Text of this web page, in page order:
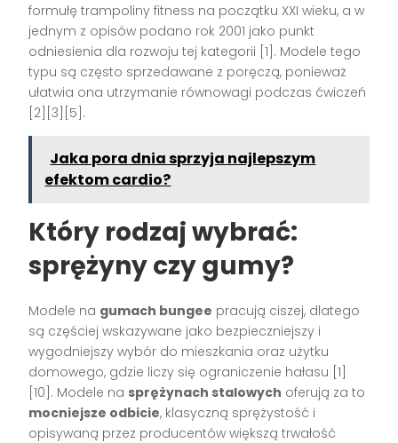
formułę trampoliny fitness na początku XXI wieku, a w
jednym z opisów podano rok 2001 jako punkt
odniesienia dla rozwoju tej kategorii [1]. Modele tego
typu są często sprzedawane z poręczą, ponieważ
ułatwia ona utrzymanie równowagi podczas ćwiczeń
[2][3][5].
Jaka pora dnia sprzyja najlepszym
efektom cardio?
Który rodzaj wybrać:
sprężyny czy gumy?
Modele na gumach bungee pracują ciszej, dlatego
są częściej wskazywane jako bezpieczniejszy i
wygodniejszy wybór do mieszkania oraz użytku
domowego, gdzie liczy się ograniczenie hałasu [1]
[10]. Modele na sprężynach stalowych oferują za to
mocniejsze odbicie, klasyczną sprężystość i
opisywaną przez producentów większą trwałość